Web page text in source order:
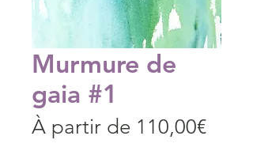
Murmure de
gaia #1
À partir de 110,00€Prix